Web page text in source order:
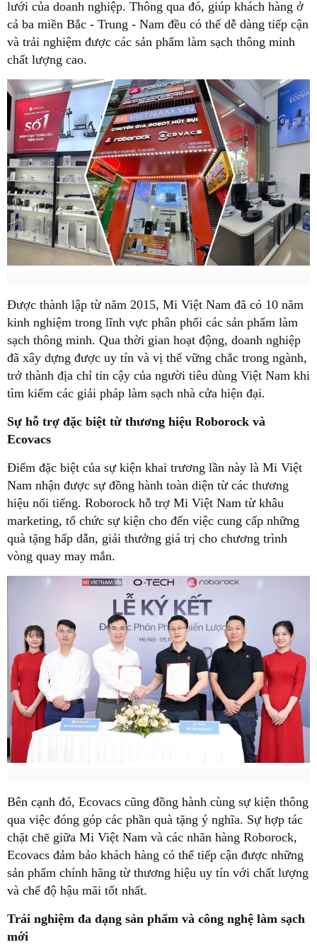
lưới của doanh nghiệp. Thông qua đó, giúp khách hàng ở
cả ba miền Bắc - Trung - Nam đều có thể dễ dàng tiếp cận
và trải nghiệm được các sản phẩm làm sạch thông minh
chất lượng cao.
Được thành lập từ năm 2015, Mi Việt Nam đã có 10 năm
kinh nghiệm trong lĩnh vực phân phối các sản phẩm làm
sạch thông minh. Qua thời gian hoạt động, doanh nghiệp
đã xây dựng được uy tín và vị thế vững chắc trong ngành,
trở thành địa chỉ tin cậy của người tiêu dùng Việt Nam khi
tìm kiếm các giải pháp làm sạch nhà cửa hiện đại.
Sự hỗ trợ đặc biệt từ thương hiệu Roborock và
Ecovacs
Điểm đặc biệt của sự kiện khai trương lần này là Mi Việt
Nam nhận được sự đồng hành toàn diện từ các thương
hiệu nổi tiếng. Roborock hỗ trợ Mi Việt Nam từ khâu
marketing, tổ chức sự kiện cho đến việc cung cấp những
quà tặng hấp dẫn, giải thưởng giá trị cho chương trình
vòng quay may mắn.
Bên cạnh đó, Ecovacs cũng đồng hành cùng sự kiện thông
qua việc đóng góp các phần quà tặng ý nghĩa. Sự hợp tác
chặt chẽ giữa Mi Việt Nam và các nhãn hàng Roborock,
Ecovacs đảm bảo khách hàng có thể tiếp cận được những
sản phẩm chính hãng từ thương hiệu uy tín với chất lượng
và chế độ hậu mãi tốt nhất.
Trải nghiệm đa dạng sản phẩm và công nghệ làm sạch
mới